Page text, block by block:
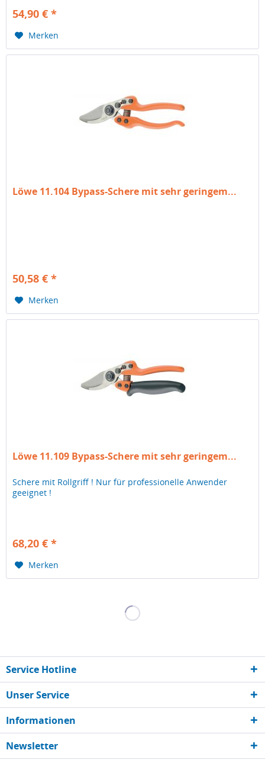
54,90 € *
Merken
Löwe 11.104 Bypass-Schere mit sehr geringem...
50,58 € *
Merken
Löwe 11.109 Bypass-Schere mit sehr geringem...
Schere mit Rollgriff ! Nur für professionelle Anwender
geeignet !
68,20 € *
Merken
Service Hotline
Unser Service
Informationen
Newsletter